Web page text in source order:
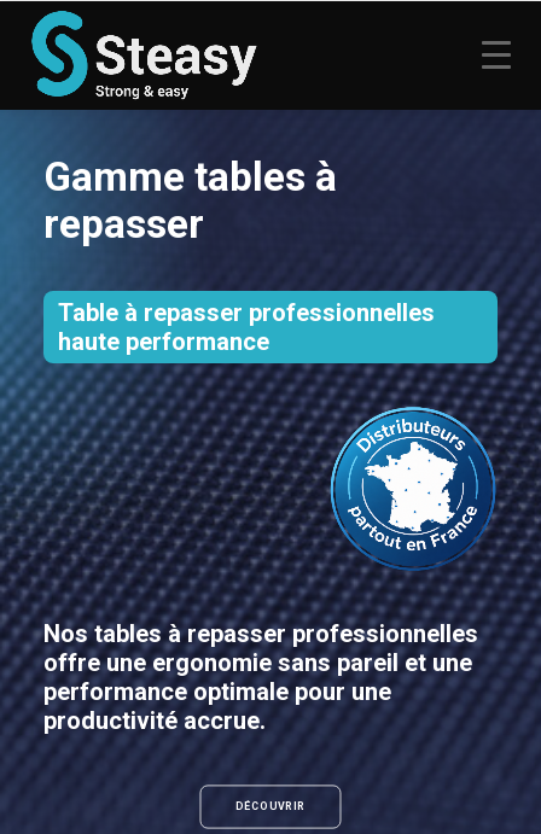
Gamme tables à
repasser
Table à repasser professionnelles
haute performance
Nos tables à repasser professionnelles
offre une ergonomie sans pareil et une
performance optimale pour une
productivité accrue.
DÉCOUVRIR